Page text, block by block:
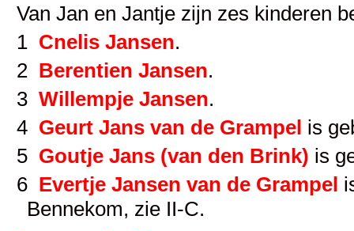
Van Jan en Jantje zijn zes kinderen
1 Cnelis Jansen.
2 Berentien Jansen.
3 Willempje Jansen.
4 Geurt Jans van de Grampel is
5 Goutje Jans (van den Brink) is
6 Evertje Jansen van de Grampel
Bennekom, zie II-C.